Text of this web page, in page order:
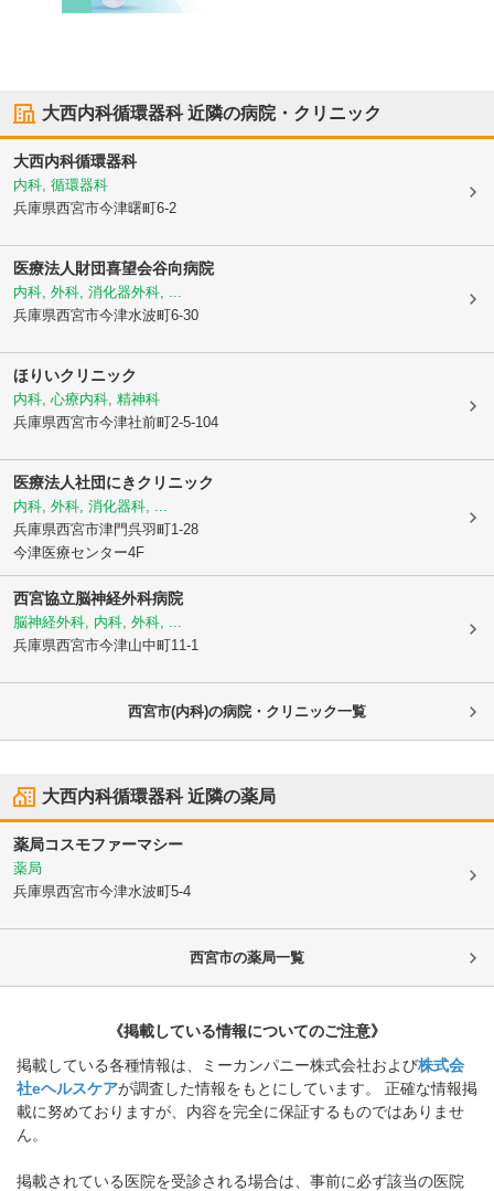
大西内科循環器科近隣の病院・クリニック
大西内科循環器科
内科, 循環器科
兵庫県西宮市今津曙町6-2
医療法人財団喜望会谷向病院
内科, 外科, 消化器外科, ...
兵庫県西宮市今津水波町6-30
ほりいクリニック
内科, 心療内科, 精神科
兵庫県西宮市今津社前町2-5-104
医療法人社団にきクリニック
内科, 外科, 消化器科, ...
兵庫県西宮市津門呉羽町1-28
今津医療センター4F
西宮協立脳神経外科病院
脳神経外科, 内科, 外科, ...
兵庫県西宮市今津山中町11-1
西宮市(内科)の病院・クリニック一覧
大西内科循環器科近隣の薬局
薬局コスモファーマシー
薬局
兵庫県西宮市今津水波町5-4
西宮市の薬局一覧
《掲載している情報についてのご注意》
掲載している各種情報は、ミーカンパニー株式会社および株式会
社eヘルスケアが調査した情報をもとにしています。 正確な情報掲
載に努めておりますが、内容を完全に保証するものではありませ
ん。
掲載されている医院を受診される場合は、事前に必ず該当の医院